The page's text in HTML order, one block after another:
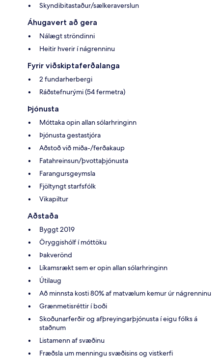
Skyndibitastaður/sælkeraverslun
Áhugavert að gera
Nálægt ströndinni
Heitir hverir í nágrenninu
Fyrir viðskiptaferðalanga
2 fundarherbergi
Ráðstefnurými (54 fermetra)
Þjónusta
Móttaka opin allan sólarhringinn
Þjónusta gestastjóra
Aðstoð við miða-/ferðakaup
Fatahreinsun/þvottaþjónusta
Farangursgeymsla
Fjöltyngt starfsfólk
Vikapiltur
Aðstaða
Byggt 2019
Öryggishólf í móttöku
Þakverönd
Líkamsrækt sem er opin allan sólarhringinn
Útilaug
Að minnsta kosti 80% af matvælum kemur úr nágrenninu
Grænmetisréttir í boði
Skoðunarferðir og afþreyingarþjónusta í eigu fólks á
staðnum
Listamenn af svæðinu
Fræðsla um menningu svæðisins og vistkerfi